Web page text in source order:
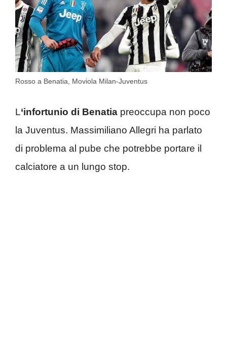
Rosso a Benatia, Moviola Milan-Juventus
L‘infortunio di Benatia preoccupa non poco
la Juventus. Massimiliano Allegri ha parlato
di problema al pube che potrebbe portare il
calciatore a un lungo stop.